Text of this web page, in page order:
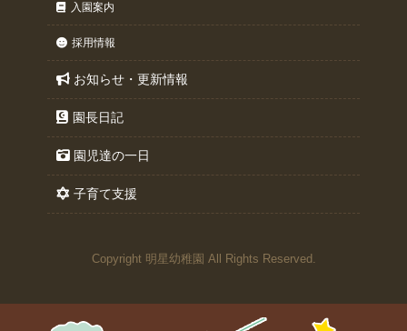
入園案内
採用情報
お知らせ・更新情報
園長日記
園児達の一日
子育て支援
Copyright 明星幼稚園 All Rights Reserved.